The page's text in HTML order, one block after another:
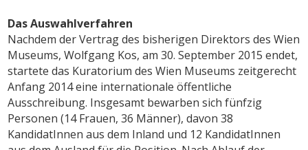
Das Auswahlverfahren
Nachdem der Vertrag des bisherigen Direktors des Wien
Museums, Wolfgang Kos, am 30. September 2015 endet,
startete das Kuratorium des Wien Museums zeitgerecht
Anfang 2014 eine internationale öffentliche
Ausschreibung. Insgesamt bewarben sich fünfzig
Personen (14 Frauen, 36 Männer), davon 38
KandidatInnen aus dem Inland und 12 KandidatInnen